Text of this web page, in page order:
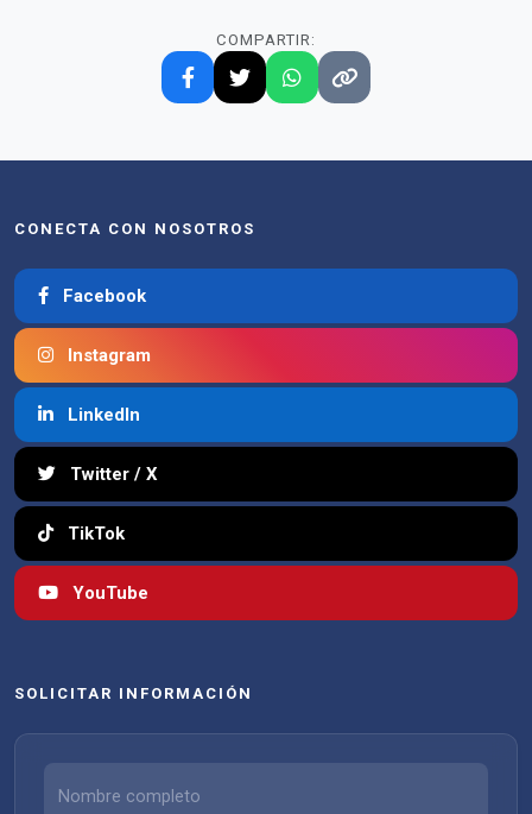
COMPARTIR:
CONECTA CON NOSOTROS
Facebook
Instagram
LinkedIn
Twitter / X
TikTok
YouTube
SOLICITAR INFORMACIÓN